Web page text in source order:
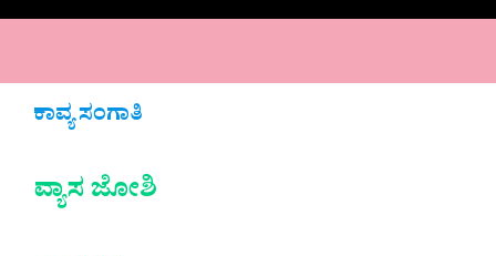
ಕಾವ್ಯ ಸಂಗಾತಿ
ವ್ಯಾಸ ಜೋಶಿ